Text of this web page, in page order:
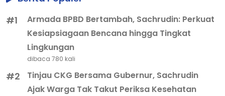
#1
Armada BPBD Bertambah, Sachrudin: Perkuat
Kesiapsiagaan Bencana hingga Tingkat
Lingkungan
dibaca 780 kali
#2
Tinjau CKG Bersama Gubernur, Sachrudin
Ajak Warga Tak Takut Periksa Kesehatan